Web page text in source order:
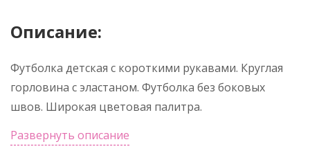
Описание:
Футболка детская с короткими рукавами. Круглая
горловина с эластаном. Футболка без боковых
швов. Широкая цветовая палитра.
Развернуть описание